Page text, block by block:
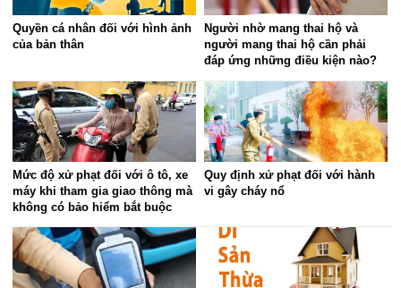
Quyền cá nhân đối với hình ảnh
của bản thân
Người nhờ mang thai hộ và
người mang thai hộ cần phải
đáp ứng những điều kiện nào?
Mức độ xử phạt đối với ô tô, xe
máy khi tham gia giao thông mà
không có bảo hiểm bắt buộc
Quy định xử phạt đối với hành
vi gây cháy nổ